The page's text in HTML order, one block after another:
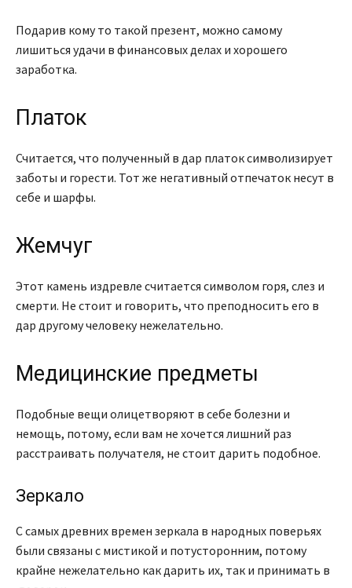
Подарив кому то такой презент, можно самому
лишиться удачи в финансовых делах и хорошего
заработка.
Платок
Считается, что полученный в дар платок символизирует
заботы и горести. Тот же негативный отпечаток несут в
себе и шарфы.
Жемчуг
Этот камень издревле считается символом горя, слез и
смерти. Не стоит и говорить, что преподносить его в
дар другому человеку нежелательно.
Медицинские предметы
Подобные вещи олицетворяют в себе болезни и
немощь, потому, если вам не хочется лишний раз
расстраивать получателя, не стоит дарить подобное.
Зеркало
С самых древних времен зеркала в народных поверьях
были связаны с мистикой и потусторонним, потому
крайне нежелательно как дарить их, так и принимать в